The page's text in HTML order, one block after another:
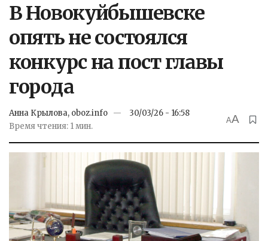
В Новокуйбышевске
опять не состоялся
конкурс на пост главы
города
Анна Крылова, oboz.info
30/03/26 - 16:58
Время чтения: 1 мин.
AA